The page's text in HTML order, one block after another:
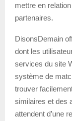
mettre en
partenaires.
DisonsDemain
dont les
services du site
système de
trouver
similaires et des
attendent d’une